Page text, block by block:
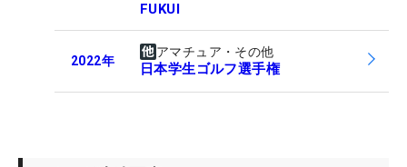
FUKUI
2022年
アマチュア・その他
日本学生ゴルフ選手権